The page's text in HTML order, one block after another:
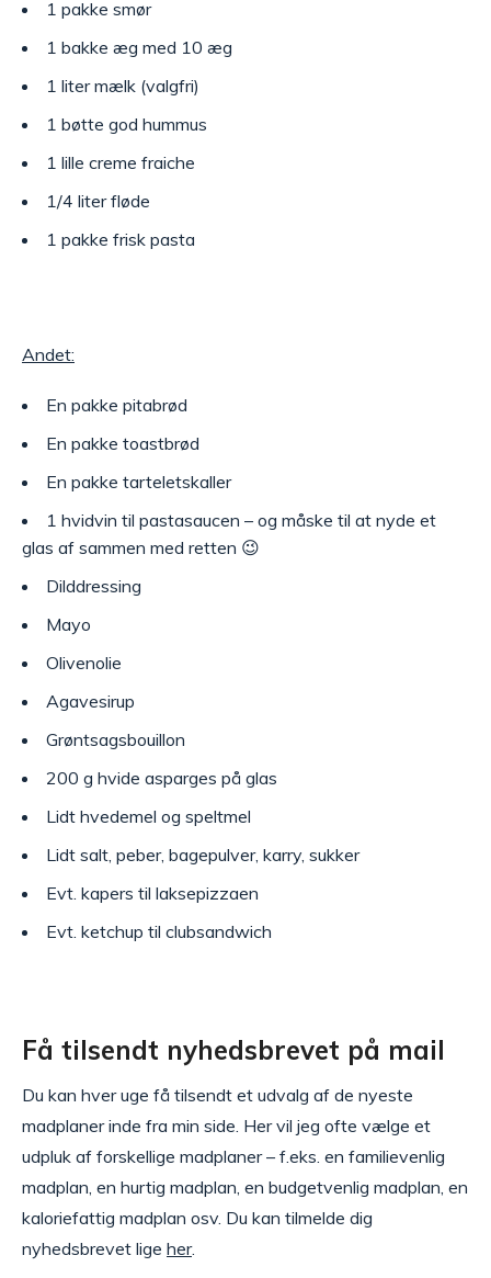
1 pakke smør
1 bakke æg med 10 æg
1 liter mælk (valgfri)
1 bøtte god hummus
1 lille creme fraiche
1/4 liter fløde
1 pakke frisk pasta
Andet:
En pakke pitabrød
En pakke toastbrød
En pakke tarteletskaller
1 hvidvin til pastasaucen – og måske til at nyde et
glas af sammen med retten 😉
Dilddressing
Mayo
Olivenolie
Agavesirup
Grøntsagsbouillon
200 g hvide asparges på glas
Lidt hvedemel og speltmel
Lidt salt, peber, bagepulver, karry, sukker
Evt. kapers til laksepizzaen
Evt. ketchup til clubsandwich
Få tilsendt nyhedsbrevet på mail
Du kan hver uge få tilsendt et udvalg af de nyeste
madplaner inde fra min side. Her vil jeg ofte vælge et
udpluk af forskellige madplaner – f.eks. en familievenlig
madplan, en hurtig madplan, en budgetvenlig madplan, en
kaloriefattig madplan osv. Du kan tilmelde dig
nyhedsbrevet lige her.